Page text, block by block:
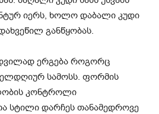
იერს, ხოლო დაბალი კუდი
განწყობას.
ერგება როგორც
სამოსს. ფორმის
კონტროლი
სტილი დარჩეს თანამედროვე